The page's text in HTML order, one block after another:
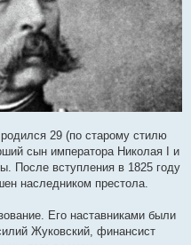
29 (по старому стилю
сын императора Николая I и
После вступления в 1825 году
наследником престола.
Его наставниками были
Жуковский, финансист